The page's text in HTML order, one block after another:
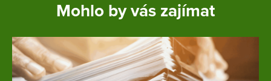
Mohlo by vás zajímat